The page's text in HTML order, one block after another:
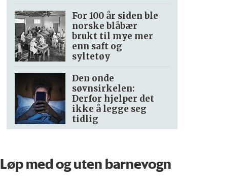
For 100 år siden ble
norske blåbær
brukt til mye mer
enn saft og
syltetøy
Den onde
søvnsirkelen:
Derfor hjelper det
ikke å legge seg
tidlig
Løp med og uten barnevogn